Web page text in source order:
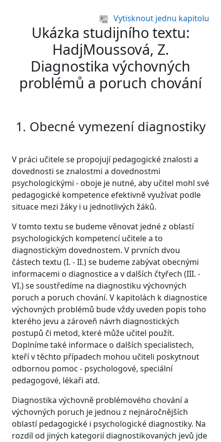
Vytisknout jednu kapitolu
Ukázka studijního textu:
HadjMoussová, Z.
Diagnostika výchovných
problémů a poruch chování
1. Obecné vymezení diagnostiky
V práci učitele se propojují pedagogické znalosti a
dovednosti se znalostmi a dovednostmi
psychologickými - oboje je nutné, aby učitel mohl své
pedagogické kompetence efektivně využívat podle
situace mezi žáky i u jednotlivých žáků.
V tomto textu se budeme věnovat jedné z oblastí
psychologických kompetencí učitele a to
diagnostickým dovednostem. V prvních dvou
částech textu (I. - II.) se budeme zabývat obecnými
informacemi o diagnostice a v dalších čtyřech (III. -
VI.) se soustředíme na diagnostiku výchovných
poruch a poruch chování. V kapitolách k diagnostice
výchovných problémů bude vždy uveden popis toho
kterého jevu a zároveň návrh diagnostických
postupů či metod, které může učitel použít.
Doplníme také informace o dalších specialistech,
kteří v těchto případech mohou učiteli poskytnout
odbornou pomoc - psychologové, speciální
pedagogové, lékaři atd.
Diagnostika výchovně problémového chování a
výchovných poruch je jednou z nejnáročnějších
oblastí pedagogické i psychologické diagnostiky. Na
rozdíl od jiných kategorií diagnostikovaných jevů jde